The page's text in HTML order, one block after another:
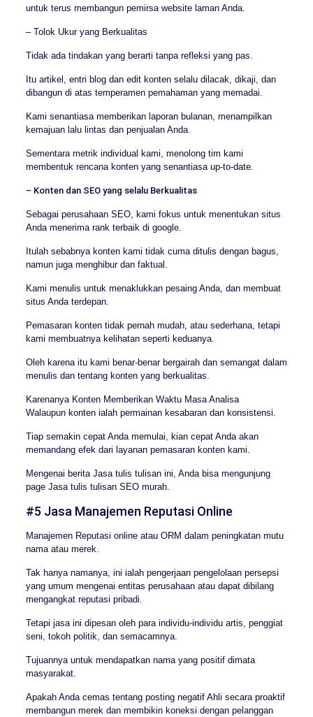
untuk terus membangun pemirsa website laman Anda.
– Tolok Ukur yang Berkualitas
Tidak ada tindakan yang berarti tanpa refleksi yang pas.
Itu artikel, entri blog dan edit konten selalu dilacak, dikaji, dan
dibangun di atas temperamen pemahaman yang memadai.
Kami senantiasa memberikan laporan bulanan, menampilkan
kemajuan lalu lintas dan penjualan Anda.
Sementara metrik individual kami, menolong tim kami
membentuk rencana konten yang senantiasa up-to-date.
– Konten dan SEO yang selalu Berkualitas
Sebagai perusahaan SEO, kami fokus untuk menentukan situs
Anda menerima rank terbaik di google.
Itulah sebabnya konten kami tidak cuma ditulis dengan bagus,
namun juga menghibur dan faktual.
Kami menulis untuk menaklukkan pesaing Anda, dan membuat
situs Anda terdepan.
Pemasaran konten tidak pernah mudah, atau sederhana, tetapi
kami membuatnya kelihatan seperti keduanya.
Oleh karena itu kami benar-benar bergairah dan semangat dalam
menulis dan tentang konten yang berkualitas.
Karenanya Konten Memberikan Waktu Masa Analisa
Walaupun konten ialah permainan kesabaran dan konsistensi.
Tiap semakin cepat Anda memulai, kian cepat Anda akan
memandang efek dari layanan pemasaran konten kami.
Mengenai berita Jasa tulis tulisan ini, Anda bisa mengunjung
page Jasa tulis tulisan SEO murah.
#5 Jasa Manajemen Reputasi Online
Manajemen Reputasi online atau ORM dalam peningkatan mutu
nama atau merek.
Tak hanya namanya, ini ialah pengerjaan pengelolaan persepsi
yang umum mengenai entitas perusahaan atau dapat dibilang
mengangkat reputasi pribadi.
Tetapi jasa ini dipesan oleh para individu-individu artis, penggiat
seni, tokoh politik, dan semacamnya.
Tujuannya untuk mendapatkan nama yang positif dimata
masyarakat.
Apakah Anda cemas tentang posting negatif Ahli secara proaktif
membangun merek dan membikin koneksi dengan pelanggan